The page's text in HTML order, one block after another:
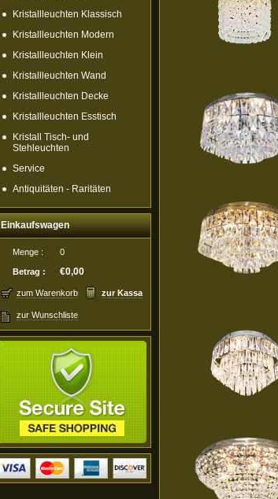
Kristallleuchten Klassisch
Kristallleuchten Modern
Kristallleuchten Klein
Kristallleuchten Wand
Kristallleuchten Decke
Kristallleuchten Esstisch
Kristall Tisch- und
Stehleuchten
Service
Antiquitäten - Raritäten
Einkaufswagen
Menge : 0
Betrag : €0,00
zum Warenkorb zur Kassa
zur Wunschliste